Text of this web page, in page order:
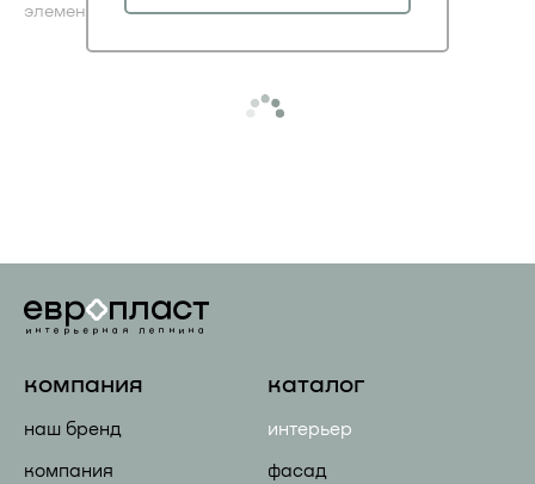
элементы
компания
наш бренд
компания
каталог
интерьер
фасад